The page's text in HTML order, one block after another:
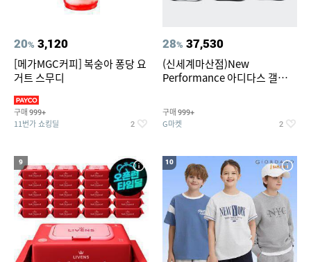
20% 3,120
[메가MGC커피] 복숭아 퐁당 요
거트 스무디
구매 999+
11번가 쇼킹딜 2
28% 37,530
(신세계마산점)New
Performance 아디다스 갤럭시
구매 999+
G마켓 2
9 10